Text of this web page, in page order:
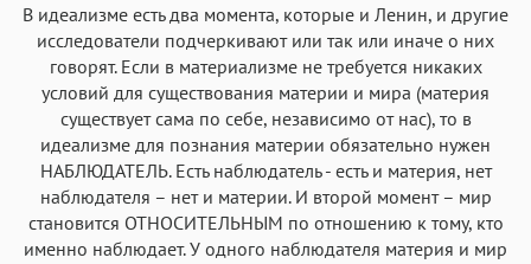
В идеализме есть два момента, которые и Ленин, и другие
исследователи подчеркивают или так или иначе о них
говорят. Если в материализме не требуется никаких
условий для существования материи и мира (материя
существует сама по себе, независимо от нас), то в
идеализме для познания материи обязательно нужен
НАБЛЮДАТЕЛЬ. Есть наблюдатель - есть и материя, нет
наблюдателя – нет и материи. И второй момент – мир
становится ОТНОСИТЕЛЬНЫМ по отношению к тому, кто
именно наблюдает. У одного наблюдателя материя и мир